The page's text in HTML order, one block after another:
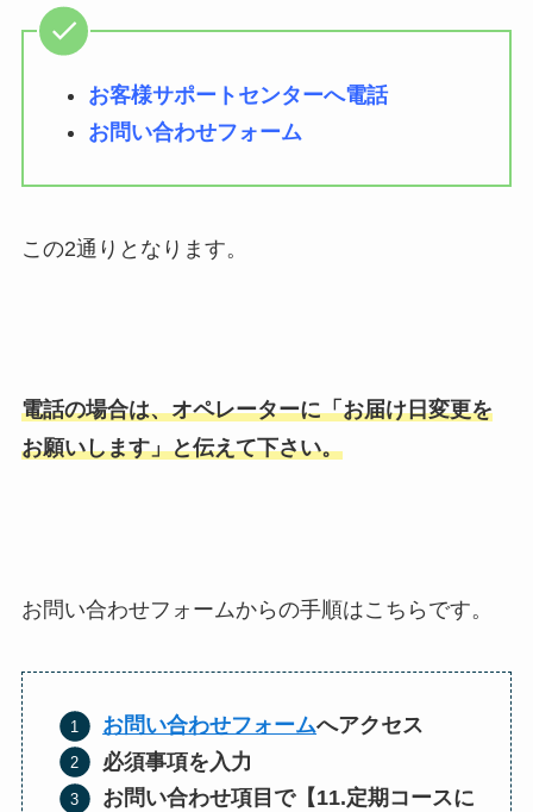
お客様サポートセンターへ電話
お問い合わせフォーム
この2通りとなります。
電話の場合は、オペレーターに「お届け日変更を
お願いします」と伝えて下さい。
お問い合わせフォームからの手順はこちらです。
お問い合わせフォームへアクセス
必須事項を入力
お問い合わせ項目で【11.定期コースに